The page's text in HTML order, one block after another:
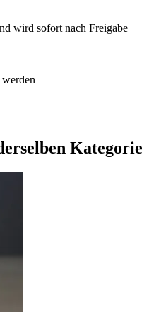
wird sofort nach Freigabe
Kategorie